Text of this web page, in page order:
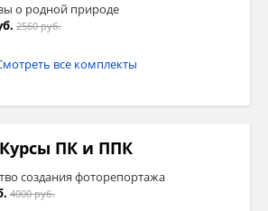
о родной природе
2560 руб.
все комплекты
Курсы ПК и ППК
создания фоторепортажа
4000 руб.